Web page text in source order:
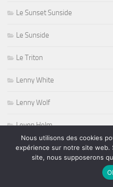
Le Sunset Sunside
Le Sunside
Le Triton
Lenny White
Lenny Wolf
Levon Helm
Lindsey Buckingham
Nous utilisons des cookies
expérience sur notre site web.
site, nous supposerons